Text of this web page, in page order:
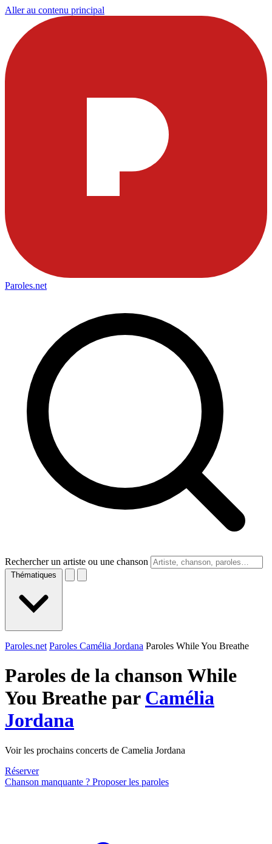
Aller au contenu principal
Paroles.net
Rechercher un artiste ou une chanson
Thématiques
Paroles.net Paroles Camélia Jordana Paroles While You Breathe
Paroles de la chanson While
You Breathe par Camélia
Jordana
Voir les prochains concerts de Camelia Jordana
Réserver
Chanson manquante ? Proposer les paroles